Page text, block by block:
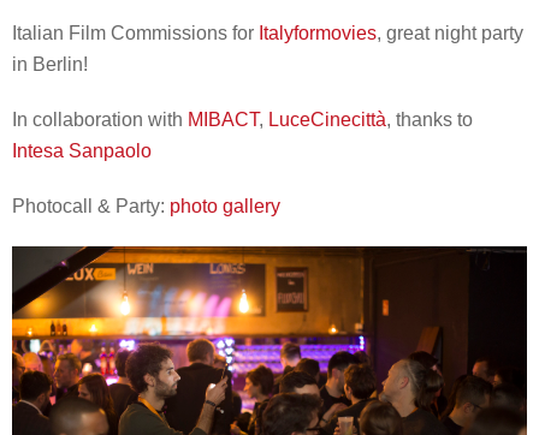
Italian Film Commissions for Italyformovies, great night party
in Berlin!
In collaboration with MIBACT, LuceCinecittà, thanks to
Intesa Sanpaolo
Photocall & Party: photo gallery